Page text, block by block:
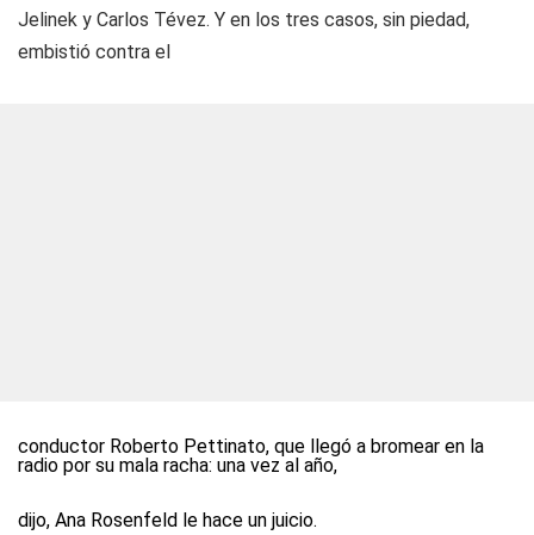
Jelinek y Carlos Tévez. Y en los tres casos, sin piedad,
embistió contra el
conductor Roberto Pettinato, que llegó a bromear en la
radio por su mala racha: una vez al año,
dijo, Ana Rosenfeld le hace un juicio.